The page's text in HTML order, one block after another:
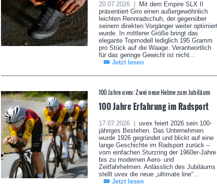
20.07.2026 |
Mit dem Empire SLX II
präsentiert Giro einen außergewöhnlich
leichten Rennradschuh, der gegenüber
seinem direkten Vorgänger weiter
wurde. In mittlerer Größe bringt das
elegante Topmodell lediglich 195 Gramm
pro Stück auf die Waage. Verantwortlich
für das geringe Gewicht ist nicht...
Jetzt lesen
100 Jahre uvex: Zwei neue Helme zum Jubiläum
100 Jahre Erfahrung im Radsport
17.07.2026 |
uvex feiert 2026 sein 100-
jähriges Bestehen. Das Unternehmen
wurde 1926 gegründet und blickt auf eine
lange Geschichte im Radsport zurück –
vom einfachen Sturzring der 1960er-Jahre
bis zu modernen Aero- und
Zeitfahrhelmen. Anlässlich des Jubiläums
stellt uvex die neue „ultimate line“...
Jetzt lesen